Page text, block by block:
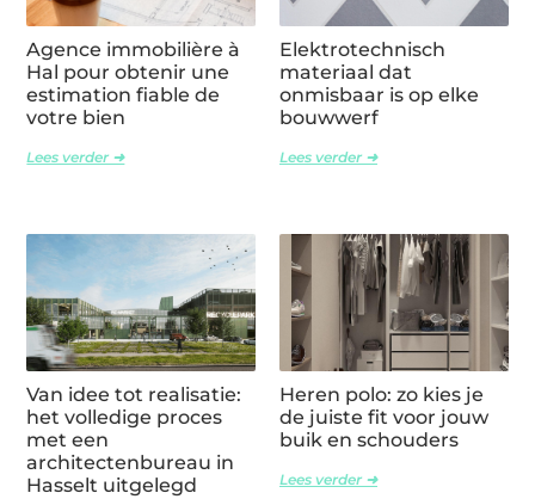
Agence immobilière à
Hal pour obtenir une
estimation fiable de
votre bien
Lees verder ➜
Elektrotechnisch
materiaal dat
onmisbaar is op elke
bouwwerf
Lees verder ➜
Van idee tot realisatie:
het volledige proces
met een
architectenbureau in
Hasselt uitgelegd
Heren polo: zo kies je
de juiste fit voor jouw
buik en schouders
Lees verder ➜